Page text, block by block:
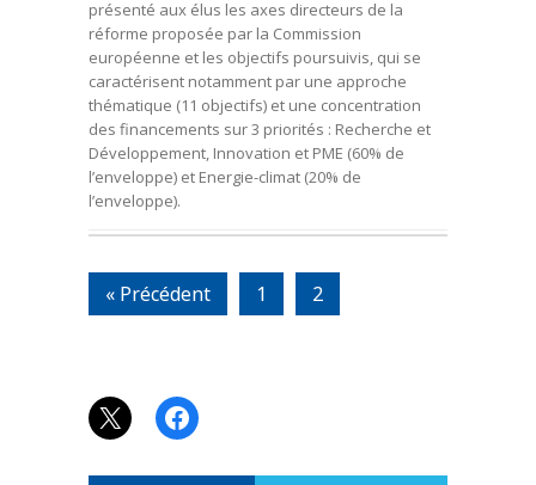
présenté aux élus les axes directeurs de la
réforme proposée par la Commission
européenne et les objectifs poursuivis, qui se
caractérisent notamment par une approche
thématique (11 objectifs) et une concentration
des financements sur 3 priorités : Recherche et
Développement, Innovation et PME (60% de
l’enveloppe) et Energie-climat (20% de
l’enveloppe).
« Précédent 1 2
X Facebook